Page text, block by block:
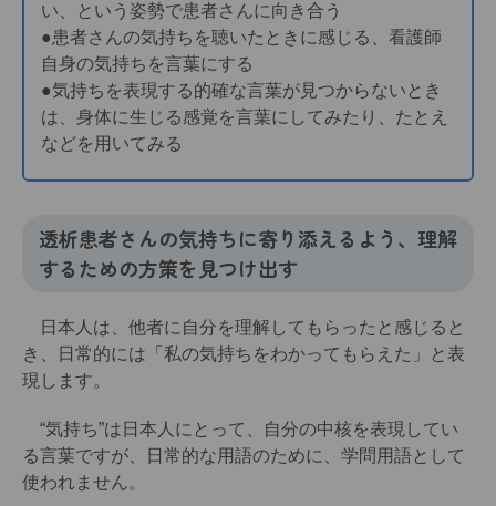
い、という姿勢で患者さんに向き合う
●患者さんの気持ちを聴いたときに感じる、看護師
自身の気持ちを言葉にする
●気持ちを表現する的確な言葉が見つからないとき
は、身体に生じる感覚を言葉にしてみたり、たとえ
などを用いてみる
透析患者さんの気持ちに寄り添えるよう、理解
するための方策を見つけ出す
日本人は、他者に自分を理解してもらったと感じると
き、日常的には「私の気持ちをわかってもらえた」と表
現します。
“気持ち”は日本人にとって、自分の中核を表現してい
る言葉ですが、日常的な用語のために、学問用語として
使われません。